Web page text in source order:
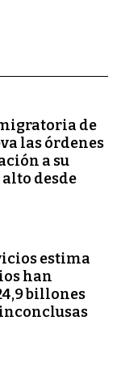
de
las órdenes
a su
desde
estima
han
billones